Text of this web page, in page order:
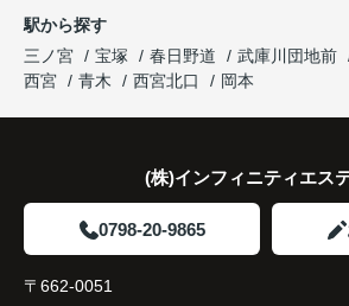
環境ですね。」
と話され、ご契約となりました
にゆとりが生まれています。
住まいを変えたことで、家族と
駅から探す
三ノ宮
宝塚 春日野道 武庫川団地前
西宮
青木 西宮北口 岡本
(株)インフィニティエス
0798-20-9865
〒662-0051